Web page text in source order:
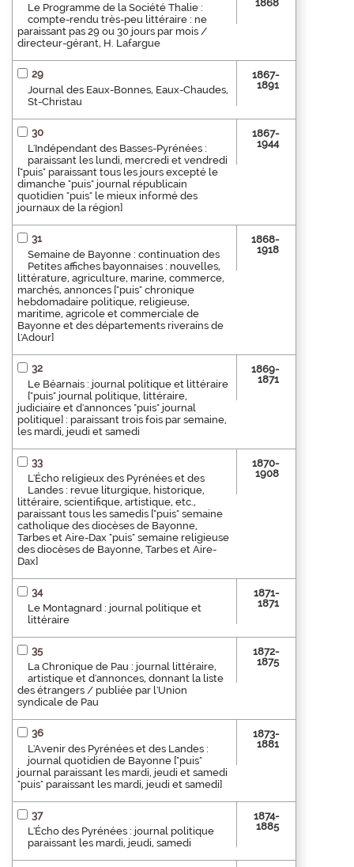
Le Programme de la Société Thalie :
compte-rendu très-peu littéraire : ne
paraissant pas 29 ou 30 jours par mois /
directeur-gérant, H. Lafargue
1868
29
Journal des Eaux-Bonnes, Eaux-Chaudes,
St-Christau
1867-
1891
30
L'Indépendant des Basses-Pyrénées :
paraissant les lundi, mercredi et vendredi
["puis" paraissant tous les jours excepté le
dimanche "puis" journal républicain
quotidien "puis" le mieux informé des
journaux de la région]
1867-
1944
31
Semaine de Bayonne : continuation des
Petites affiches bayonnaises : nouvelles,
littérature, agriculture, marine, commerce,
marchés, annonces ["puis" chronique
hebdomadaire politique, religieuse,
maritime, agricole et commerciale de
Bayonne et des départements riverains de
l'Adour]
1868-
1918
32
Le Béarnais : journal politique et littéraire
["puis" journal politique, littéraire,
judiciaire et d'annonces "puis" journal
politique] : paraissant trois fois par semaine,
les mardi, jeudi et samedi
1869-
1871
33
L'Écho religieux des Pyrénées et des
Landes : revue liturgique, historique,
littéraire, scientifique, artistique, etc.,
paraissant tous les samedis ["puis" semaine
catholique des diocèses de Bayonne,
Tarbes et Aire-Dax "puis" semaine religieuse
des diocèses de Bayonne, Tarbes et Aire-
Dax]
1870-
1908
34
Le Montagnard : journal politique et
littéraire
1871-
1871
35
La Chronique de Pau : journal littéraire,
artistique et d'annonces, donnant la liste
des étrangers / publiée par l'Union
syndicale de Pau
1872-
1875
36
L'Avenir des Pyrénées et des Landes :
journal quotidien de Bayonne ["puis"
journal paraissant les mardi, jeudi et samedi
"puis" paraissant les mardi, jeudi et samedi]
1873-
1881
37
L'Écho des Pyrénées : journal politique
paraissant les mardi, jeudi, samedi
1874-
1885